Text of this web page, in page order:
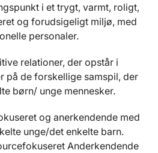
i et trygt, varmt, roligt,
og forudsigeligt miljø, med
personaler.
relationer, der opstår i
på de forskellige samspil, der
børn/ unge mennesker.
og anerkendende med
unge/det enkelte barn.
Anderkendende